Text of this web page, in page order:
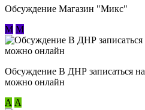
Обсуждение Магазин "Микс"
М М
Обсуждение В ДНР записаться
можно онлайн
А А